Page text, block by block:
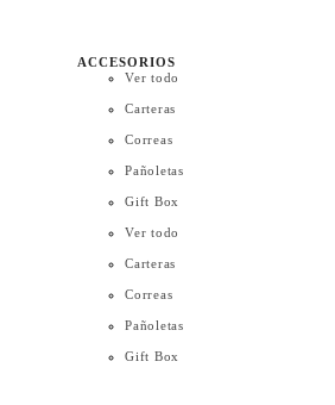
ACCESORIOS
Ver todo
Carteras
Correas
Pañoletas
Gift Box
Ver todo
Carteras
Correas
Pañoletas
Gift Box